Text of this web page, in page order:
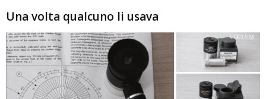
Una volta qualcuno li usava